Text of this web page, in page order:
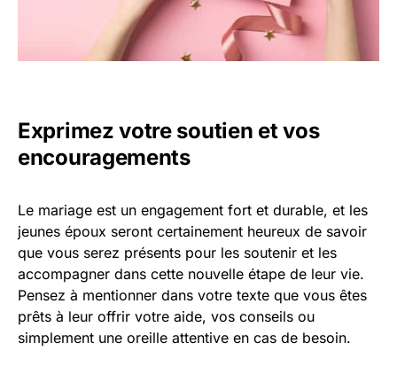
Exprimez votre soutien et vos
encouragements
Le mariage est un engagement fort et durable, et les
jeunes époux seront certainement heureux de savoir
que vous serez présents pour les soutenir et les
accompagner dans cette nouvelle étape de leur vie.
Pensez à mentionner dans votre texte que vous êtes
prêts à leur offrir votre aide, vos conseils ou
simplement une oreille attentive en cas de besoin.